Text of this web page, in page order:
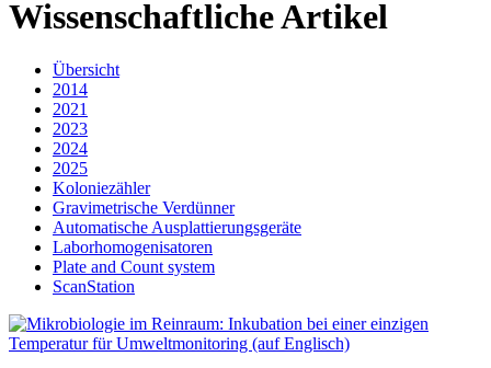
Wissenschaftliche Artikel
Übersicht
2014
2021
2023
2024
2025
Koloniezähler
Gravimetrische Verdünner
Automatische Ausplattierungsgeräte
Laborhomogenisatoren
Plate and Count system
ScanStation